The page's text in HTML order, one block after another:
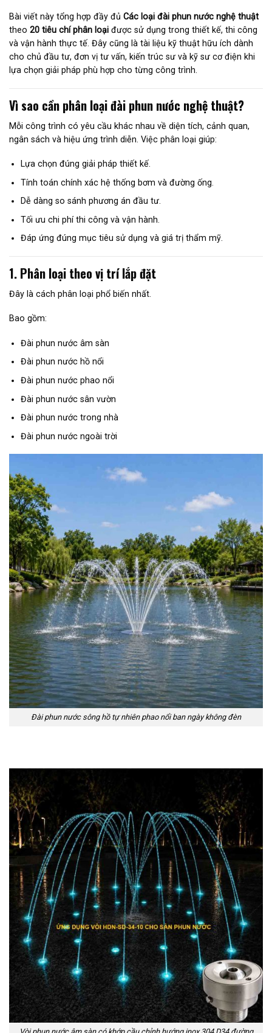
Bài viết này tổng hợp đầy đủ Các loại đài phun nước nghệ thuật
theo 20 tiêu chí phân loại được sử dụng trong thiết kế, thi công
và vận hành thực tế. Đây cũng là tài liệu kỹ thuật hữu ích dành
cho chủ đầu tư, đơn vị tư vấn, kiến trúc sư và kỹ sư cơ điện khi
lựa chọn giải pháp phù hợp cho từng công trình.
Vì sao cần phân loại đài phun nước nghệ thuật?
Mỗi công trình có yêu cầu khác nhau về diện tích, cảnh quan,
ngân sách và hiệu ứng trình diễn. Việc phân loại giúp:
Lựa chọn đúng giải pháp thiết kế.
Tính toán chính xác hệ thống bơm và đường ống.
Dễ dàng so sánh phương án đầu tư.
Tối ưu chi phí thi công và vận hành.
Đáp ứng đúng mục tiêu sử dụng và giá trị thẩm mỹ.
1. Phân loại theo vị trí lắp đặt
Đây là cách phân loại phổ biến nhất.
Bao gồm:
Đài phun nước âm sàn
Đài phun nước hồ nổi
Đài phun nước phao nổi
Đài phun nước sân vườn
Đài phun nước trong nhà
Đài phun nước ngoài trời
Đài phun nước sông hồ tự nhiên phao nổi ban ngày không đèn